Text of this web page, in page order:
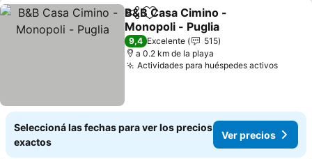
CompartirAñadir a favoritos
B&B Casa Cimino -
Monopoli - Puglia
9,4 Excelente
515
a 0.2 km de la playa
Actividades para huéspedes activos
Seleccioná las fechas para ver los precios
exactos
Ver precios